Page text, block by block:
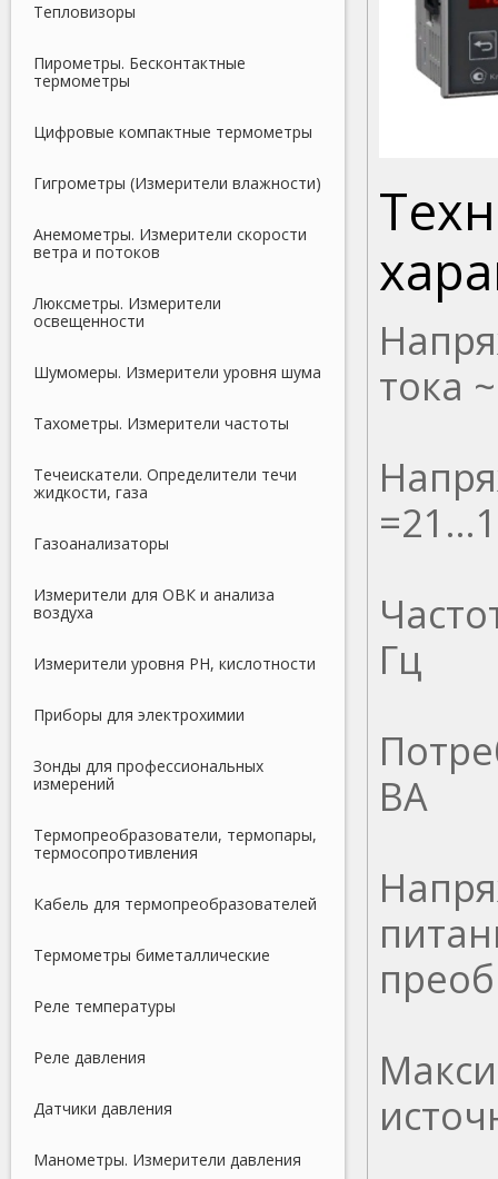
Тепловизоры
Пирометры. Бесконтактные
термометры
Цифровые компактные термометры
Гигрометры (Измерители влажности)
Анемометры. Измерители скорости
ветра и потоков
Люксметры. Измерители
освещенности
Шумомеры. Измерители уровня шума
Тахометры. Измерители частоты
Течеискатели. Определители течи
жидкости, газа
Газоанализаторы
Измерители для ОВК и анализа
воздуха
Измерители уровня PH, кислотности
Приборы для электрохимии
Зонды для профессиональных
измерений
Термопреобразователи, термопары,
термосопротивления
Кабель для термопреобразователей
Термометры биметаллические
Реле температуры
Реле давления
Датчики давления
Манометры. Измерители давления
тока
Гц
ВА